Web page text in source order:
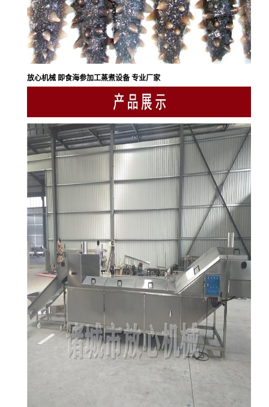
放心机械 即食海参加工蒸煮设备 专业厂家